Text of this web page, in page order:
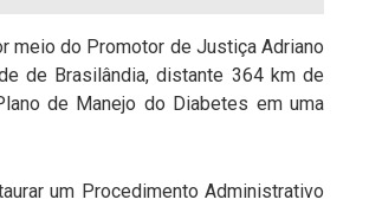
meio do Promotor de Justiça Adriano
de Brasilândia, distante 364 km de
de Manejo do Diabetes em uma
um Procedimento Administrativo